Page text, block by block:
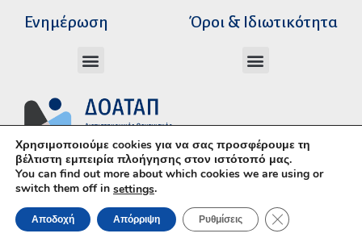
Ενημέρωση Όροι & Ιδιωτικότητα
Χρησιμοποιούμε cookies για να σας προσφέρουμε τη
βέλτιστη εμπειρία πλοήγησης στον ιστότοπό μας.
You can find out more about which cookies we are using or
switch them off in settings.
Αποδοχή Απόρριψη Ρυθμίσεις ΚΛΕΊΣΙΜΟ ΤΟΥ